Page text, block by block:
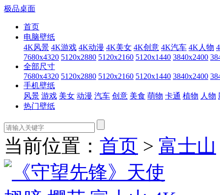
极品桌面
首页
电脑壁纸
4K风景 4K游戏 4K动漫 4K美女 4K创意 4K汽车 4K人物
7680x4320 5120x2880 5120x2160 5120x1440 3840x2400
全部尺寸
7680x4320 5120x2880 5120x2160 5120x1440 3840x2400
手机壁纸
风景 游戏 美女 动漫 汽车 创意 美食 萌物 卡通 植物 人物
热门壁纸
当前位置： 首页 > 富士山